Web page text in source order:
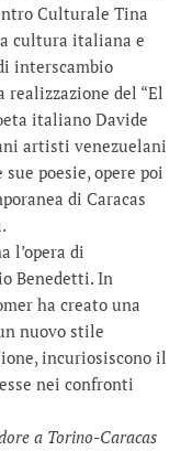
Culturale Tina
cultura italiana e
interscambio
del “El
italiano Davide
artisti venezuelani
poesie, opere poi
di Caracas
l’opera di
Benedetti. In
ha creato una
nuovo stile
incuriosiscono il
nei confronti
a Torino-Caracas